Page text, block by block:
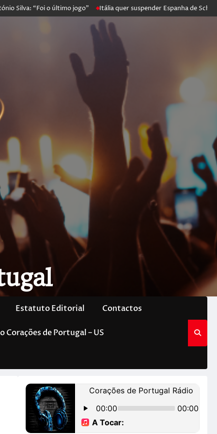
“Foi o último jogo” Itália quer suspender Espanha de Schengen.
Estatuto Editorial Contactos
Corações de Portugal – US